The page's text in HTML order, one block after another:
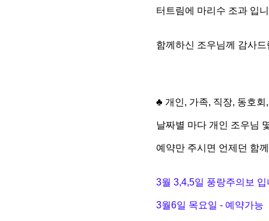
터트림에 마리수 조과 입
함께하신 조우님께 감사드
♣ 개인, 가족, 직장, 동호
날짜별 마다 개인 조우님
예약만 주시면 언제던 함
3월 3,4,5일 풍랑주의보
3월6일 목요일 - 예약가능